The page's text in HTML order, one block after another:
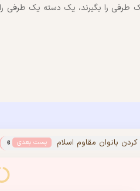
را بگیرند، یک دسته یک طرفی را
بانوان مقاوم اسلام پست بعدی »